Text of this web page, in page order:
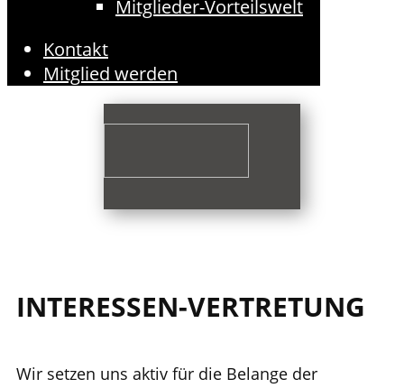
Mitglieder-Vorteilswelt
Kontakt
Mitglied werden
INTERESSEN-VERTRETUNG
Wir setzen uns aktiv für die Belange der